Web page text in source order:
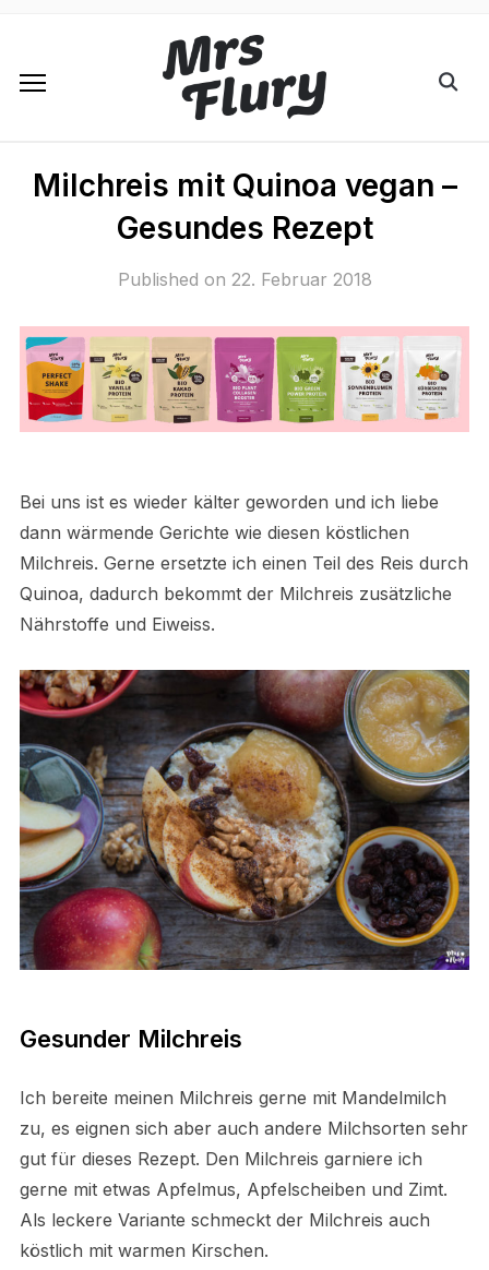
Milchreis mit Quinoa vegan –
Gesundes Rezept
Published on 22. Februar 2018
Bei uns ist es wieder kälter geworden und ich liebe
dann wärmende Gerichte wie diesen köstlichen
Milchreis. Gerne ersetzte ich einen Teil des Reis durch
Quinoa, dadurch bekommt der Milchreis zusätzliche
Nährstoffe und Eiweiss.
Gesunder Milchreis
Ich bereite meinen Milchreis gerne mit Mandelmilch
zu, es eignen sich aber auch andere Milchsorten sehr
gut für dieses Rezept. Den Milchreis garniere ich
gerne mit etwas Apfelmus, Apfelscheiben und Zimt.
Als leckere Variante schmeckt der Milchreis auch
köstlich mit warmen Kirschen.